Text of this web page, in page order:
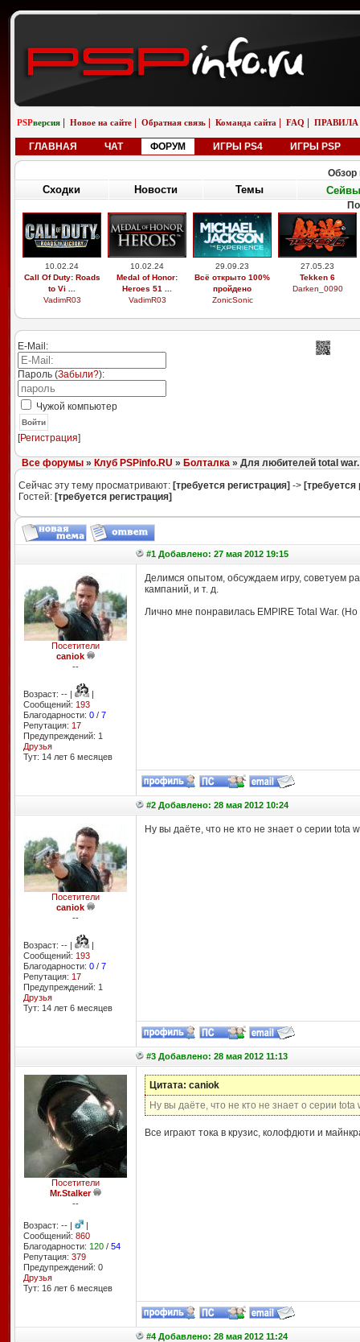
PSPверсия Новое на сайте Обратная связь Команда сайта FAQ ПРАВИЛА
ГЛАВНАЯ ЧАТ ФОРУМ ИГРЫ PS4 ИГРЫ PSP
Обзор
Сходки Новости Темы Сейвы
10.02.24
Call Of Duty: Roads
to Vi ...
VadimR03
10.02.24
Medal of Honor:
Heroes 51 ...
VadimR03
29.09.23
Всё открыто 100%
пройдено
ZonicSonic
27.05.23
Tekken 6
Darken_0090
E-Mail:
Пароль (Забыли?):
Чужой компьютер
Войти
[Регистрация]
Все форумы» Клуб PSPinfo.RU » Болталка» Для любителей total war.
Сейчас эту тему просматривают: [требуется регистрация] -> [требуется
Гостей: [требуется регистрация]
#1 Добавлено: 27 мая 2012 19:15
Посетители
caniok
--
Возраст: -- |
|
Сообщений: 193
Благодарности: 0/ 7
Репутация: 17
Предупреждений: 1
Друзья
Тут: 14 лет 6 месяцев
Делимся опытом, обсуждаем игру, советуем
кампаний, и т. д.
Лично мне понравилась EMPIRE Total War.
#2 Добавлено: 28 мая 2012 10:24
Посетители
caniok
--
Возраст: -- |
|
Сообщений: 193
Благодарности: 0/ 7
Репутация: 17
Предупреждений: 1
Друзья
Тут: 14 лет 6 месяцев
Ну вы даёте, что не кто не знает о серии tota
#3 Добавлено: 28 мая 2012 11:13
Посетители
Mr.Stalker
--
Возраст: -- |
|
Сообщений: 860
Благодарности: 120/ 54
Репутация: 379
Предупреждений: 0
Друзья
Тут: 16 лет 6 месяцев
Цитата: caniok
Ну вы даёте, что не кто не знает о серии tota
Все играют тока в крузис, колофдюти и
#4 Добавлено: 28 мая 2012 11:24